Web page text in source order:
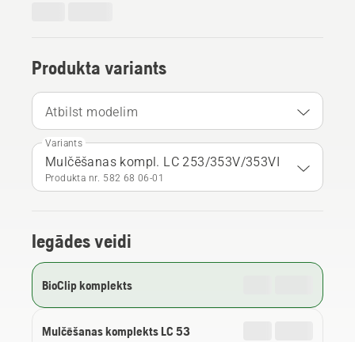
Produkta variants
Atbilst modelim
Variants
Mulčēšanas kompl. LC 253/353V/353VI
Produkta nr. 582 68 06‑01
Iegādes veidi
BioClip komplekts
Mulčēšanas komplekts LC 53